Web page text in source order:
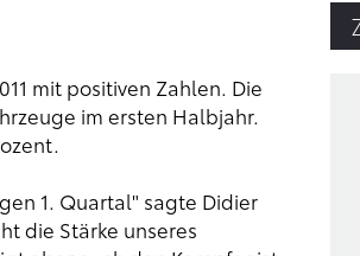
mit positiven Zahlen. Die
im ersten Halbjahr.
1. Quartal" sagte Didier
die Stärke unseres